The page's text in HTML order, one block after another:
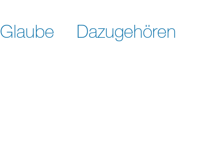
Glaube Dazugehören